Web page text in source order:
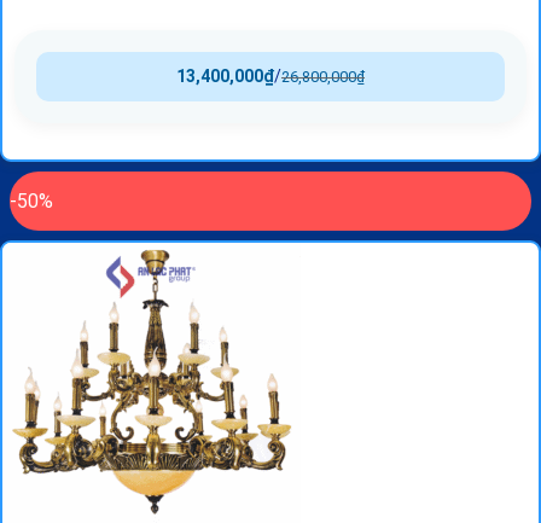
26,800,000₫
/
13,400,000₫
-50%